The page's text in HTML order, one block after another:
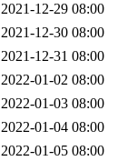
2021-12-29 08:00
2021-12-30 08:00
2021-12-31 08:00
2022-01-02 08:00
2022-01-03 08:00
2022-01-04 08:00
2022-01-05 08:00